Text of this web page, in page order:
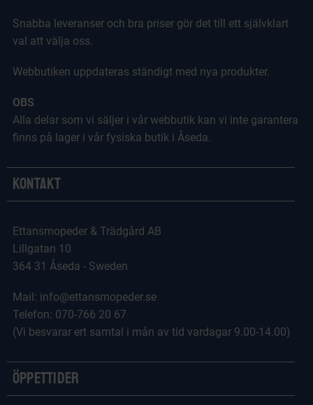
Snabba leveranser och bra priser gör det till ett självklart
val att välja oss.
Webbutiken uppdateras ständigt med nya produkter.
OBS
Alla delar som vi säljer i vår webbutik kan vi inte garantera
finns på lager i vår fysiska butik i Åseda.
Kontakt
Ettansmopeder & Trädgård AB
Lillgatan 10
364 31 Åseda - Sweden
Mail: info@ettansmopeder.se
Telefon: 070-766 20 67
(Vi besvarar ert samtal i mån av tid vardagar 9.00-14.00)
Öppettider